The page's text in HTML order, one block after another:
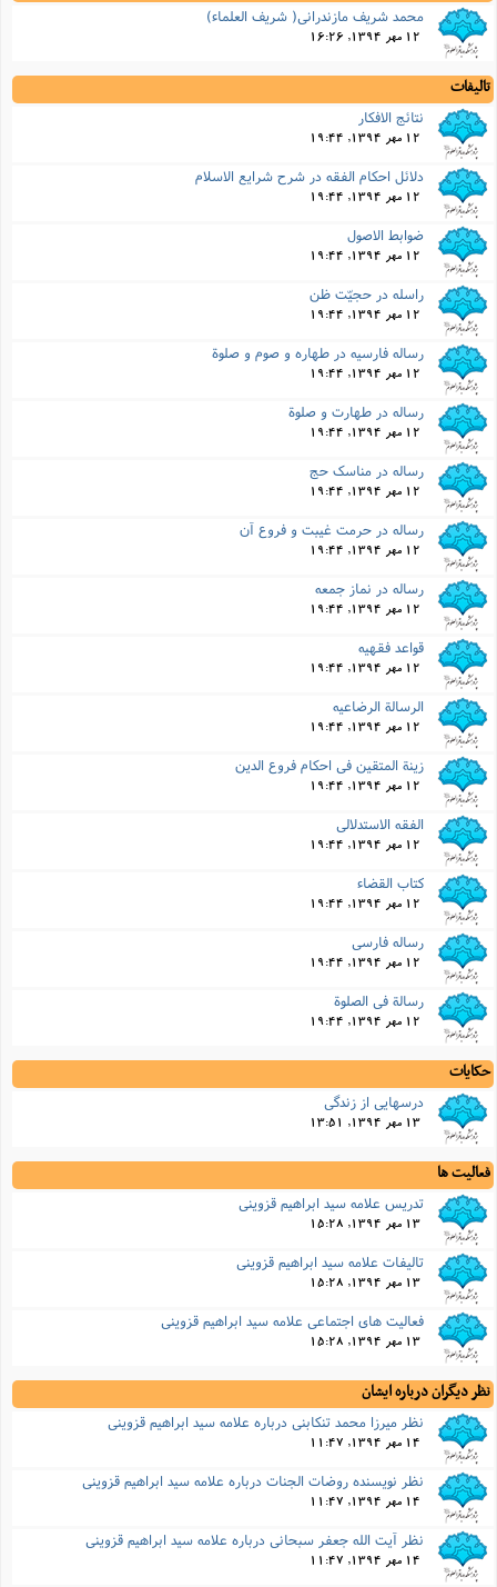
محمد شریف مازندرانی( شریف العلماء)
12 مهر 1394, 16:26
تالیفات
نتائج الافکار
12 مهر 1394, 19:44
دلائل احکام الفقه در شرح شرایع الاسلام
12 مهر 1394, 19:44
ضوابط الاصول
12 مهر 1394, 19:44
راسله در حجیّت ظن
12 مهر 1394, 19:44
رساله فارسیه در طهاره و صوم و صلوة
12 مهر 1394, 19:44
رساله در طهارت و صلوة
12 مهر 1394, 19:44
رساله در مناسک حج
12 مهر 1394, 19:44
رساله در حرمت غیبت و فروع آن
12 مهر 1394, 19:44
رساله در نماز جمعه
12 مهر 1394, 19:44
قواعد فقهیه
12 مهر 1394, 19:44
الرسالة الرضاعیه
12 مهر 1394, 19:44
زینة المتقین فى احکام فروع الدین
12 مهر 1394, 19:44
الفقه الاستدلالى
12 مهر 1394, 19:44
کتاب القضاء
12 مهر 1394, 19:44
رساله فارسى
12 مهر 1394, 19:44
رسالة فى الصلوة
12 مهر 1394, 19:44
حکایات
درسهایى از زندگى
13 مهر 1394, 13:51
فعالیت ها
تدریس علامه سید ابراهیم قزوینی
13 مهر 1394, 15:28
تالیفات علامه سید ابراهیم قزوینی
13 مهر 1394, 15:28
فعالیت های اجتماعی علامه سید ابراهیم قزوینی
13 مهر 1394, 15:28
نظر دیگران درباره ایشان
نظر میرزا محمد تنکابنى درباره علامه سید ابراهیم قزوینی
14 مهر 1394, 11:47
نظر نویسنده روضات الجنات درباره علامه سید ابراهیم قزوینی
14 مهر 1394, 11:47
نظر آیت الله جعفر سبحانى درباره علامه سید ابراهیم قزوینی
14 مهر 1394, 11:47